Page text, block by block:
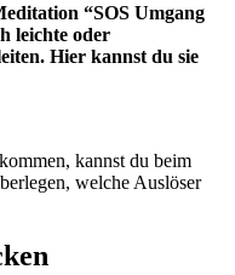
“SOS Umgang
leichte oder
Hier kannst du sie
kannst du beim
welche Auslöser